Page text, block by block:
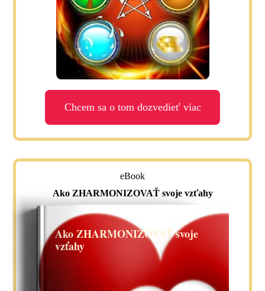
Chcem sa o tom dozvedieť viac
eBook
Ako ZHARMONIZOVAŤ svoje vzťahy
Ako ZHARMONIZOVAŤ svoje
vzťahy